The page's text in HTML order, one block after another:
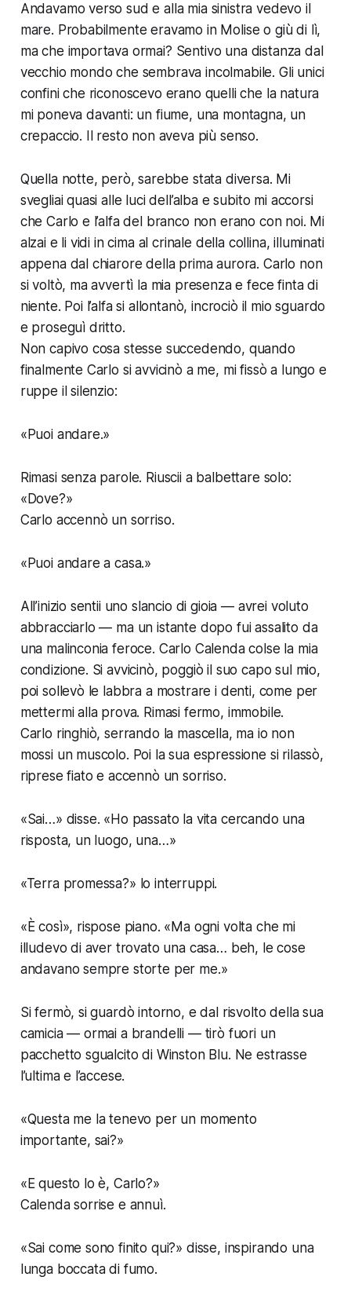
Andavamo verso sud e alla mia sinistra vedevo il
mare. Probabilmente eravamo in Molise o giù di lì,
ma che importava ormai? Sentivo una distanza dal
vecchio mondo che sembrava incolmabile. Gli unici
confini che riconoscevo erano quelli che la natura
mi poneva davanti: un fiume, una montagna, un
crepaccio. Il resto non aveva più senso.
Quella notte, però, sarebbe stata diversa. Mi
svegliai quasi alle luci dell’alba e subito mi accorsi
che Carlo e l’alfa del branco non erano con noi. Mi
alzai e li vidi in cima al crinale della collina, illuminati
appena dal chiarore della prima aurora. Carlo non
si voltò, ma avvertì la mia presenza e fece finta di
niente. Poi l’alfa si allontanò, incrociò il mio sguardo
e proseguì dritto.
Non capivo cosa stesse succedendo, quando
finalmente Carlo si avvicinò a me, mi fissò a lungo e
ruppe il silenzio:
«Puoi andare.»
Rimasi senza parole. Riuscii a balbettare solo:
«Dove?»
Carlo accennò un sorriso.
«Puoi andare a casa.»
All’inizio sentii uno slancio di gioia — avrei voluto
abbracciarlo — ma un istante dopo fui assalito da
una malinconia feroce. Carlo Calenda colse la mia
condizione. Si avvicinò, poggiò il suo capo sul mio,
poi sollevò le labbra a mostrare i denti, come per
mettermi alla prova. Rimasi fermo, immobile.
Carlo ringhiò, serrando la mascella, ma io non
mossi un muscolo. Poi la sua espressione si rilassò,
riprese fiato e accennò un sorriso.
«Sai…» disse. «Ho passato la vita cercando una
risposta, un luogo, una…»
«Terra promessa?» lo interruppi.
«È così», rispose piano. «Ma ogni volta che mi
illudevo di aver trovato una casa… beh, le cose
andavano sempre storte per me.»
Si fermò, si guardò intorno, e dal risvolto della sua
camicia — ormai a brandelli — tirò fuori un
pacchetto sgualcito di Winston Blu. Ne estrasse
l’ultima e l’accese.
«Questa me la tenevo per un momento
importante, sai?»
«E questo lo è, Carlo?»
Calenda sorrise e annuì.
«Sai come sono finito qui?» disse, inspirando una
lunga boccata di fumo.